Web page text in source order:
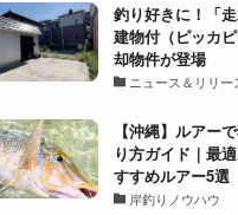
釣り好きに！「
建物付（ピッカ
却物件が登場
ニュース＆リリー
【沖縄】ルアー
り方ガイド｜最
すすめルアー5選
岸釣りノウハウ